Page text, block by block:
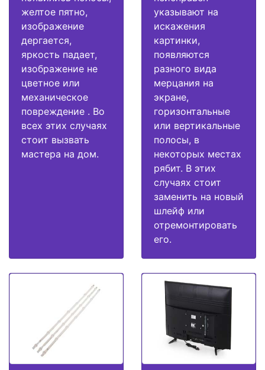
желтое пятно,
изображение
дергается,
яркость падает,
изображение не
цветное или
механическое
повреждение . Во
всех этих случаях
стоит вызвать
мастера на дом.
указывают на
искажения
картинки,
появляются
разного вида
мерцания на
экране,
горизонтальные
или вертикальные
полосы, в
некоторых местах
рябит. В этих
случаях стоит
заменить на новый
шлейф или
отремонтировать
его.